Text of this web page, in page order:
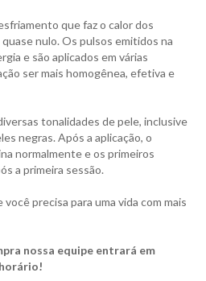
que faz o calor dos
nulo. Os pulsos emitidos na
e são aplicados em várias
ser mais homogênea, efetiva e
tonalidades de pele, inclusive
negras. Após a aplicação, o
normalmente e os primeiros
a primeira sessão.
precisa para uma vida com mais
nossa equipe entrará em